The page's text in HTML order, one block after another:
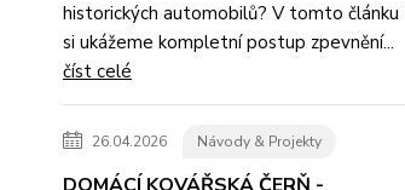
historických automobilů? V tomto článku
si ukážeme kompletní postup zpevnění...
číst celé
26.04.2026 Návody & Projekty